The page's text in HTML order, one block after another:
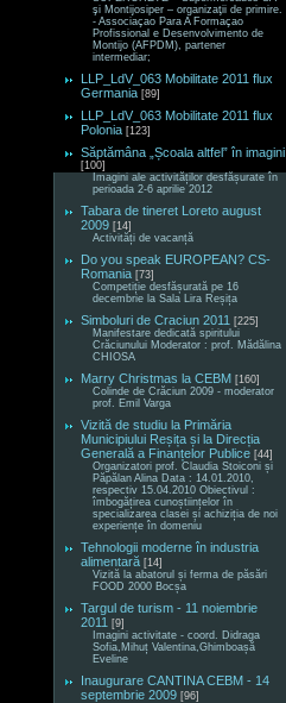
şi Montijosiper – organizaţii de primire.
- Associaçao Para A Formaçao
Profissional e Desenvolvimento de
Montijo (AFPDM), partener
intermediar;
LLP_LdV_063 Mobilitate 2011 flux
Germania [89]
LLP_LdV_063 Mobilitate 2011 flux
Polonia [123]
Săptămâna „Școala altfel” în imagini
[100]
Imagini ale activităților desfășurate în
perioada 2-6 aprilie 2012
Tabara de tineret Loreto august
2009 [14]
Activități de vacanță
Do you speak EUROPEAN? CS-
Romania [73]
Competiție desfășurată pe 16
decembrie la Sala Lira Reșița
Simboluri de Craciun 2011 [225]
Manifestare dedicată spiritului
Crăciunului Moderator : prof. Mădălina
CHIOSA
Marry Christmas la CEBM [160]
Colinde de Crăciun 2009 - moderator
prof. Emil Varga
Vizită de studiu la Primăria
Municipiului Reșița și la Direcția
Generală a Finanțelor Publice [44]
Organizatori prof. Claudia Stoiconi și
Păpălan Alina Data : 14.01.2010,
respectiv 15.04.2010 Obiectivul :
îmbogățirea cunoștiințelor în
specializarea clasei și achiziția de noi
experiențe în domeniu
Tehnologii moderne în industria
alimentară [14]
Vizită la abatorul și ferma de păsări
FOOD 2000 Bocșa
Targul de turism - 11 noiembrie
2011 [9]
Imagini activitate - coord. Didraga
Sofia,Mihuț Valentina,Ghimboașă
Eveline
Inaugurare CANTINA CEBM - 14
septembrie 2009 [96]